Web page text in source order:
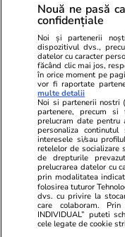
Politică
Primele nume
premier tehnocrat
avansate în
Varianta respinsă
Nicușor Dan
PARTENERI
Nouă ne pasă
confidențiale
Noi și partenerii
dispozitivul dvs.,
datelor cu caracter
făcând clic mai jos,
în orice moment pe
vor fi raportate
multe detalii
Noi si partenerii nostri
partenere, precum
prelucram date
personaliza
interesele si/sau
retelelor de socializare
de drepturile
prelucrarea datelor cu
prin modalitatea
folosirea tuturor
dvs. cu privire la
care colaboram.
INDIVIDUAL” puteti
cele legate de cookie